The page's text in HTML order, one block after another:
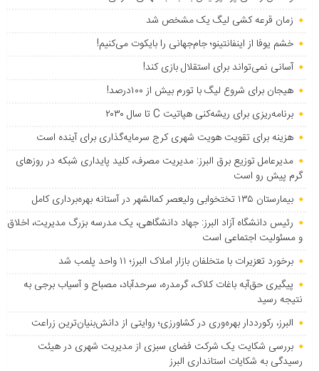
زمان قرعه کشی لیگ یک مشخص شد
خشم یوفا از اینفانتینو؛ جام‌جهانی را بایکوت می‌کنیم!
آسانی نمی‌تواند برای استقلال بازی کند!
هیجان برای شروع لیگ با تورم بیش از ۱۰۰درصد!
برنامه‌ریزی برای ریشه‌کنی هپاتیت C تا سال ۲۰۳۰
هزینه برای تقویت هویت شهری کرج سرمایه‌گذاری برای آینده است
مدیرعامل توزیع برق البرز: مدیریت مصرف، کلید پایداری شبکه در روزهای
گرم پیش رو است
بیمارستان ۱۳۵ تختخوابی ولیعصر کمالشهر در آستانه بهره‌برداری کامل
رئیس دانشگاه آزاد البرز: جهاد دانشگاهی، یک مدرسه بزرگ مدیریت، اخلاق
و مسئولیت اجتماعی است
برخورد تعزیرات با متخلفان بازار املاک البرز؛ ۱۱ واحد پلمب شد
پیگیری حق‌آبه باغات کلاک، گرمدره، سرحدآباد، مصباح و آسیاب برجی به
نتیجه رسید
البرز، رکورددار بهره‌وری در کشاورزی؛ روایتی از دانش‌بنیان‌ترین زراعت
بررسی شکایت یک شرکت فضای سبزی از مدیریت شهری در هیئت
رسیدگی به شکایات استانداری البرز